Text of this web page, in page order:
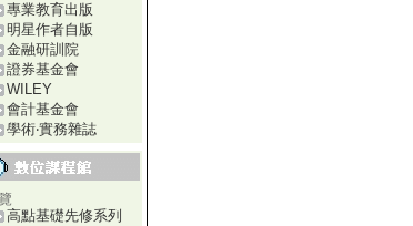
專業教育出版
明星作者自版
金融研訓院
證券基金會
WILEY
會計基金會
學術‧實務雜誌
高點基礎先修系列